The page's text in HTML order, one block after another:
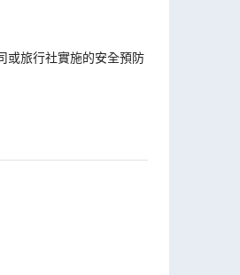
或旅行社實施的安全預防